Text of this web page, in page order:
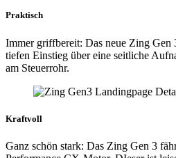
Praktisch
Immer griffbereit: Das neue Zing Gen
tiefen Einstieg über eine seitliche
am Steuerrohr.
Kraftvoll
Ganz schön stark: Das Zing Gen 3